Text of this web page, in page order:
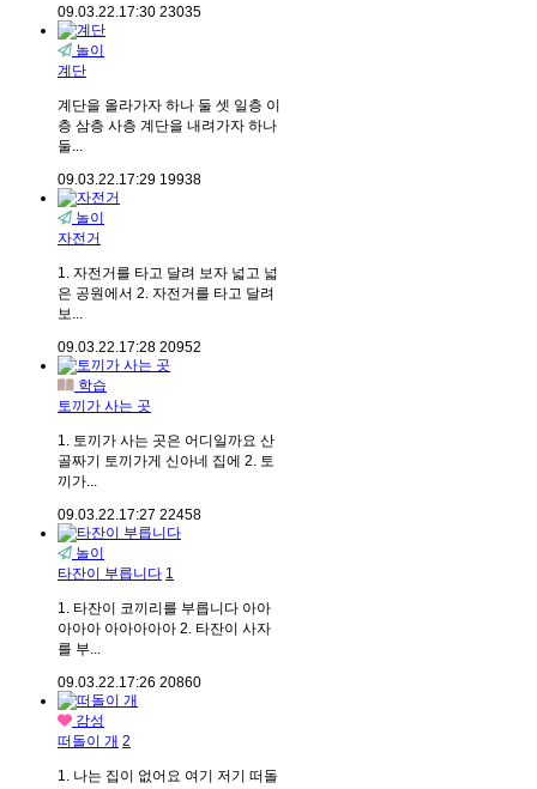
09.03.22.17:30 23035
놀이
계단
계단을 올라가자 하나 둘 셋 일층 이
층 삼층 사층 계단을 내려가자 하나
둘...
09.03.22.17:29 19938
놀이
자전거
1. 자전거를 타고 달려 보자 넓고 넓
은 공원에서 2. 자전거를 타고 달려
보...
09.03.22.17:28 20952
학습
토끼가 사는 곳
1. 토끼가 사는 곳은 어디일까요 산
골짜기 토끼가게 신아네 집에 2. 토
끼가...
09.03.22.17:27 22458
놀이
타잔이 부릅니다 1
1. 타잔이 코끼리를 부릅니다 아아
아아아 아아아아아 2. 타잔이 사자
를 부...
09.03.22.17:26 20860
감성
떠돌이 개 2
1. 나는 집이 없어요 여기 저기 떠돌